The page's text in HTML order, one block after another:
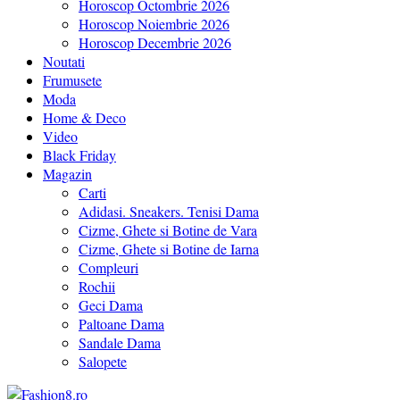
Horoscop Octombrie 2026
Horoscop Noiembrie 2026
Horoscop Decembrie 2026
Noutati
Frumusete
Moda
Home & Deco
Video
Black Friday
Magazin
Carti
Adidasi. Sneakers. Tenisi Dama
Cizme, Ghete si Botine de Vara
Cizme, Ghete si Botine de Iarna
Compleuri
Rochii
Geci Dama
Paltoane Dama
Sandale Dama
Salopete